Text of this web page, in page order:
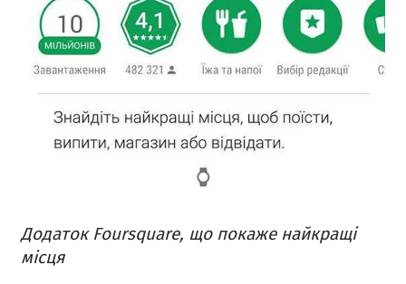
Додаток Foursquare, що покаже найкращі
місця